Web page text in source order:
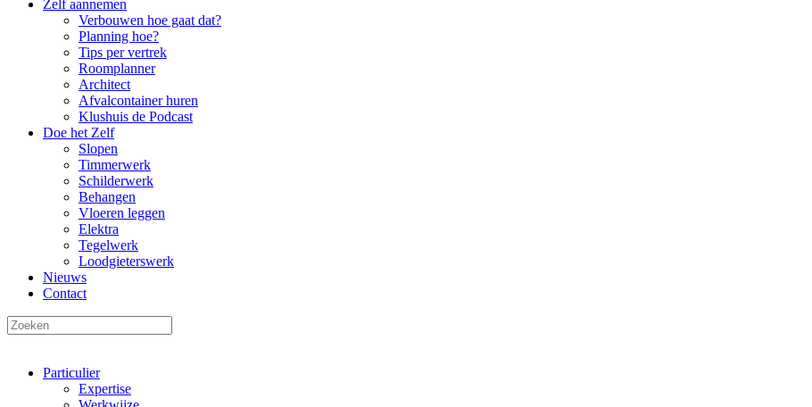
Zelf aannemen
Verbouwen hoe gaat dat?
Planning hoe?
Tips per vertrek
Roomplanner
Architect
Afvalcontainer huren
Klushuis de Podcast
Doe het Zelf
Slopen
Timmerwerk
Schilderwerk
Behangen
Vloeren leggen
Elektra
Tegelwerk
Loodgieterswerk
Nieuws
Contact
Particulier
Expertise